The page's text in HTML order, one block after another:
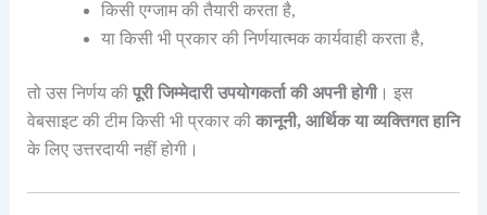
किसी एग्जाम की तैयारी करता है,
या किसी भी प्रकार की निर्णयात्मक कार्यवाही करता है,
तो उस निर्णय की पूरी जिम्मेदारी उपयोगकर्ता की अपनी होगी। इस
वेबसाइट की टीम किसी भी प्रकार की कानूनी, आर्थिक या व्यक्तिगत हानि
के लिए उत्तरदायी नहीं होगी।